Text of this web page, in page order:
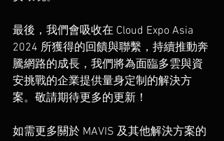
最後，我們會吸收在 Cloud Expo Asia
2024 所獲得的回饋與聯繫，持續推動奔
騰網路的成長，我們將為面臨多雲與資
安挑戰的企業提供量身定制的解決方
案。敬請期待更多的更新！
如需更多關於 MAVIS 及其他解決方案的